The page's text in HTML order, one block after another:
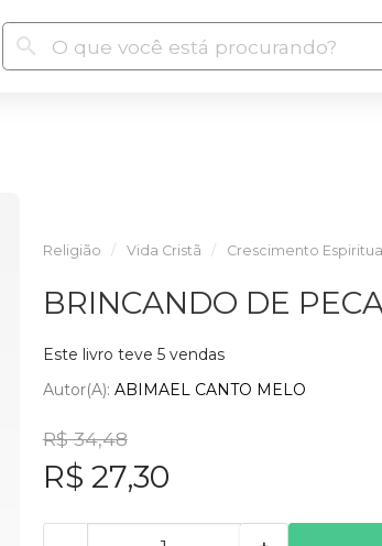
Religião Vida Cristã Crescimento Espiritual
BRINCANDO DE
Este livro teve 5 vendas
Autor(a): ABIMAEL CANTO MELO
R$ 34,48
R$ 27,30